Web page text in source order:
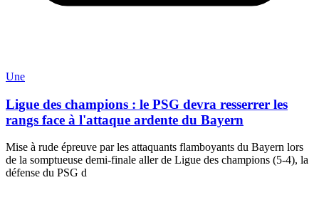
Une
Ligue des champions : le PSG devra resserrer les
rangs face à l'attaque ardente du Bayern
Mise à rude épreuve par les attaquants flamboyants du Bayern lors
de la somptueuse demi-finale aller de Ligue des champions (5-4), la
défense du PSG d